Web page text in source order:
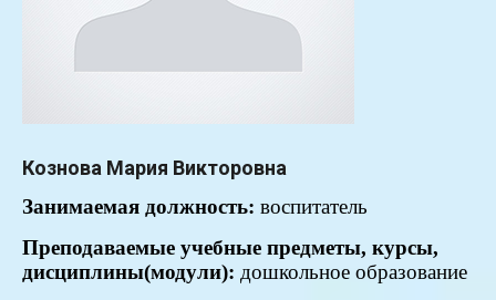
Кознова Мария Викторовна
Занимаемая должность: воспитатель
Преподаваемые учебные предметы, курсы,
дисциплины(модули): дошкольное образование